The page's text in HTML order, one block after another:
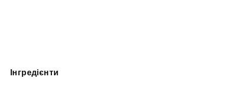
Інгредієнти